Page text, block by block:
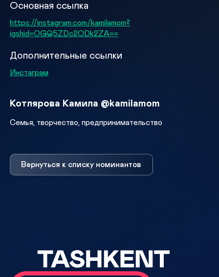
Основная ссылка
https://instagram.com/kamilamom?
igshid=OGQ5ZDc2ODk2ZA==
Дополнительные ссылки
Инстаграм
Котлярова Камила @kamilamom
Семья, творчество, предпринимательство
Вернуться к списку номинантов